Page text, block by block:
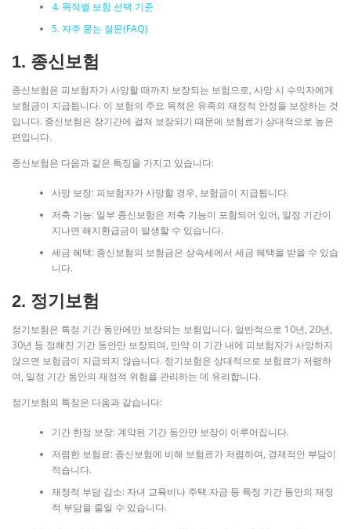
4. 목적별 보험 선택 기준
5. 자주 묻는 질문(FAQ)
1. 종신보험
종신보험은 피보험자가 사망할 때까지 보장되는 보험으로, 사망 시 수익자에게
보험금이 지급됩니다. 이 보험의 주요 목적은 유족의 재정적 안정을 보장하는 것
입니다. 종신보험은 장기간에 걸쳐 보장되기 때문에 보험료가 상대적으로 높은
편입니다.
종신보험은 다음과 같은 특징을 가지고 있습니다:
사망 보장: 피보험자가 사망할 경우, 보험금이 지급됩니다.
저축 기능: 일부 종신보험은 저축 기능이 포함되어 있어, 일정 기간이
지나면 해지환급금이 발생할 수 있습니다.
세금 혜택: 종신보험의 보험금은 상속세에서 세금 혜택을 받을 수 있습
니다.
2. 정기보험
정기보험은 특정 기간 동안에만 보장되는 보험입니다. 일반적으로 10년, 20년,
30년 등 정해진 기간 동안만 보장되며, 만약 이 기간 내에 피보험자가 사망하지
않으면 보험금이 지급되지 않습니다. 정기보험은 상대적으로 보험료가 저렴하
여, 일정 기간 동안의 재정적 위험을 관리하는 데 유리합니다.
정기보험의 특징은 다음과 같습니다:
기간 한정 보장: 계약된 기간 동안만 보장이 이루어집니다.
저렴한 보험료: 종신보험에 비해 보험료가 저렴하여, 경제적인 부담이
적습니다.
재정적 부담 감소: 자녀 교육비나 주택 자금 등 특정 기간 동안의 재정
적 부담을 줄일 수 있습니다.